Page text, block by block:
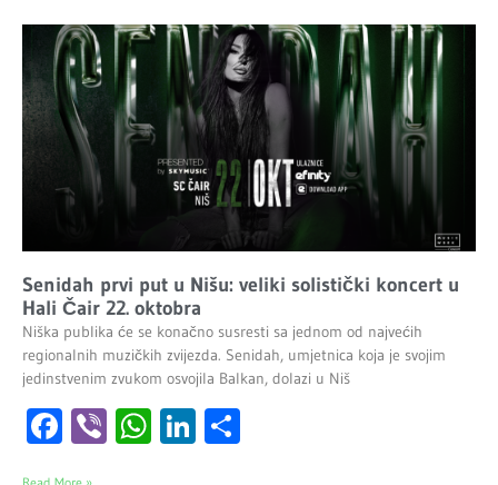
Senidah prvi put u Nišu: veliki solistički koncert u
Hali Čair 22. oktobra
Niška publika će se konačno susresti sa jednom od najvećih
regionalnih muzičkih zvijezda. Senidah, umjetnica koja je svojim
jedinstvenim zvukom osvojila Balkan, dolazi u Niš
Facebook
ViberWhatsApp
LinkedIn